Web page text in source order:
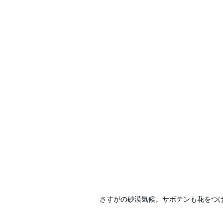
さすがの砂漠気候。サボテンも花をつ